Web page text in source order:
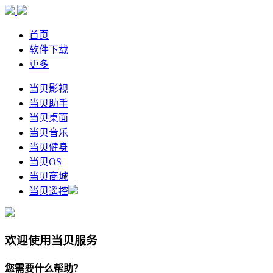
首页
软件下载
更多
当贝影视
当贝助手
当贝桌面
当贝音乐
当贝健身
当贝OS
当贝商城
当贝遥控
欢迎使用当贝服务
您需要什么帮助？